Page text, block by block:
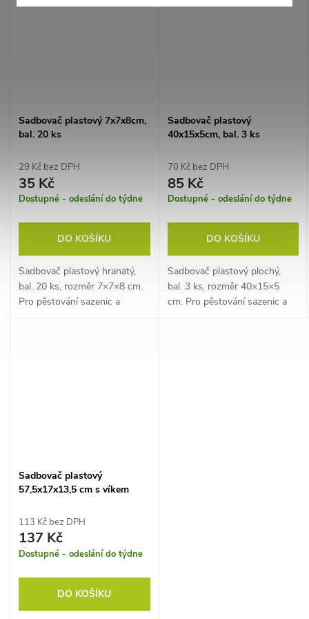
Sadbovač plastový 7x7x8cm,
bal. 20 ks
29 Kč bez DPH
35 Kč
Dostupné - odeslání do týdne
DO KOŠÍKU
Sadbovač plastový hranatý,
bal. 20 ks, rozměr 7×7×8 cm.
Pro pěstování sazenic a
Sadbovač plastový
40x15x5cm, bal. 3 ks
70 Kč bez DPH
85 Kč
Dostupné - odeslání do týdne
DO KOŠÍKU
Sadbovač plastový plochý,
bal. 3 ks, rozměr 40×15×5
cm. Pro pěstování sazenic a
Sadbovač plastový
57,5x17x13,5 cm s víkem
113 Kč bez DPH
137 Kč
Dostupné - odeslání do týdne
DO KOŠÍKU